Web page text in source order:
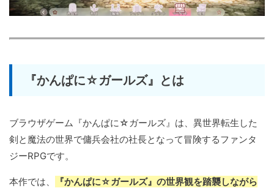
『かんぱに☆ガールズ』とは
ブラウザゲーム『かんぱに☆ガールズ』は、異世界転生した
剣と魔法の世界で傭兵会社の社長となって冒険するファンタ
ジーRPGです。
本作では、
『かんぱに☆ガールズ』の世界観を踏襲しながら